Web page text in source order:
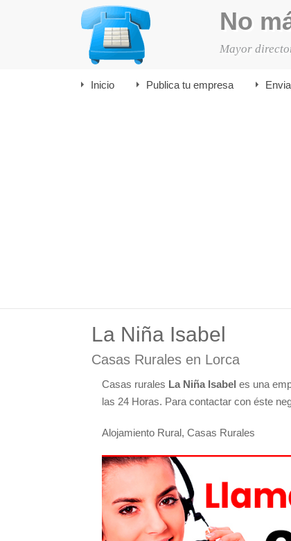
No
Mayor
Inicio Publica tu empresa
La Niña Isabel
Casas Rurales en Lorca
Casas rurales La Niña Isabel es una
las 24 Horas. Para contactar con éste
Alojamiento Rural, Casas Rurales